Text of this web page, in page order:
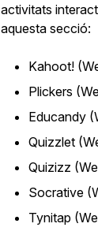
activitats
aquesta secció:
Kahoot!
Plickers
Educandy
Quizzlet
Quizizz
Socrative
Tynitap